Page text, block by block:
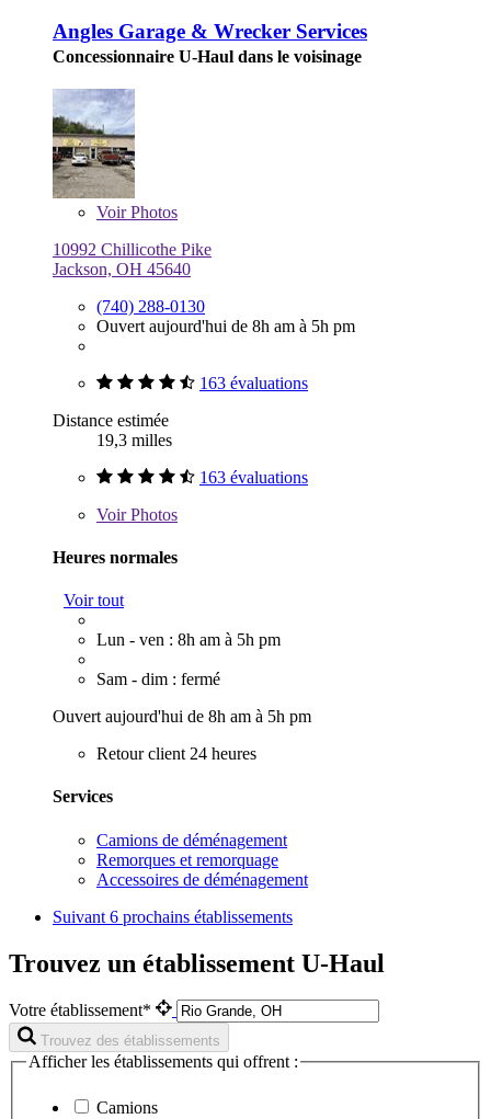
Angles Garage & Wrecker Services
Concessionnaire U-Haul dans le voisinage
VoirPhotos
10992 Chillicothe Pike
Jackson, OH 45640
(740) 288-0130
Ouvert aujourd'hui de 8h am à 5h pm
163 évaluations
Distance estimée
19,3 milles
163 évaluations
VoirPhotos
Heures normales
Voir tout
Lun - ven : 8h am à 5h pm
Sam - dim : fermé
Ouvert aujourd'hui de 8h am à 5h pm
Retour client 24 heures
Services
Camions de déménagement
Remorques et remorquage
Accessoires de déménagement
Suivant 6 prochains établissements
Trouvez un établissement U-Haul
Votre établissement*
Trouvez des établissements
Afficher les établissements qui offrent :
Camions